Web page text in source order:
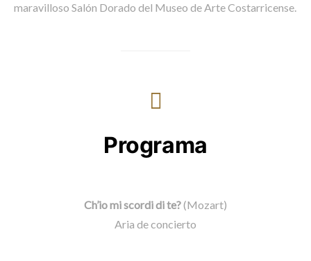
maravilloso Salón Dorado del Museo de Arte Costarricense.
Programa
Ch’io mi scordi di te?(Mozart)
Aria de concierto